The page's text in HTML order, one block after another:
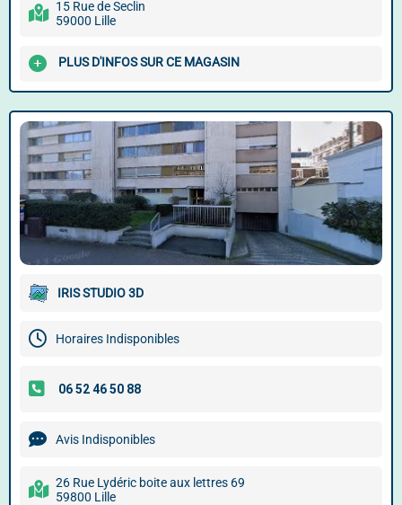
15 Rue de Seclin
59000 Lille
PLUS D'INFOS SUR CE MAGASIN
IRIS STUDIO 3D
Horaires Indisponibles
Avis Indisponibles
26 Rue Lydéric boite aux lettres 69
59800 Lille